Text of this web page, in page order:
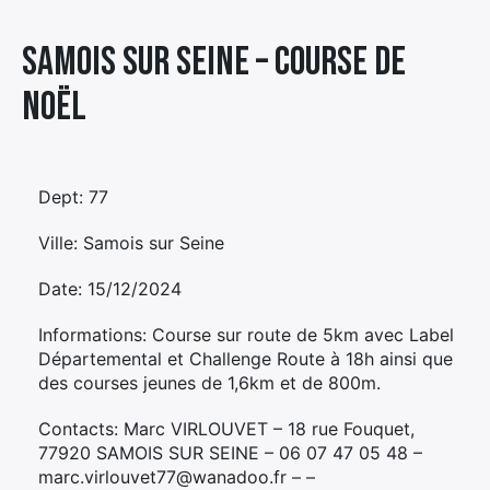
Samois sur Seine – COURSE DE
NOËL
Dept: 77
Ville: Samois sur Seine
Date: 15/12/2024
Informations: Course sur route de 5km avec Label
Départemental et Challenge Route à 18h ainsi que
des courses jeunes de 1,6km et de 800m.
Contacts: Marc VIRLOUVET – 18 rue Fouquet,
77920 SAMOIS SUR SEINE – 06 07 47 05 48 –
marc.virlouvet77@wanadoo.fr – –
de ÉlémentÉlément